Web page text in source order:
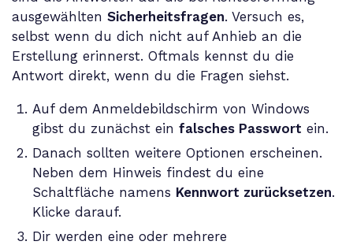
ausgewählten Sicherheitsfragen. Versuch es,
selbst wenn du dich nicht auf Anhieb an die
Erstellung erinnerst. Oftmals kennst du die
Antwort direkt, wenn du die Fragen siehst.
Auf dem Anmeldebildschirm von Windows
gibst du zunächst ein falsches Passwort ein.
Danach sollten weitere Optionen erscheinen.
Neben dem Hinweis findest du eine
Schaltfläche namens Kennwort zurücksetzen.
Klicke darauf.
Dir werden eine oder mehrere